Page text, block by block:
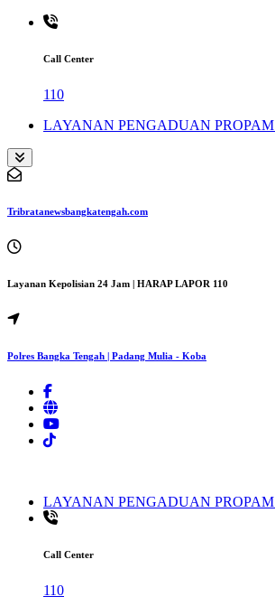
Call Center
110
LAYANAN PENGADUAN PROPAM
Tribratanewsbangkatengah.com
Layanan Kepolisian 24 Jam | HARAP LAPOR 110
Polres Bangka Tengah | Padang Mulia - Koba
LAYANAN PENGADUAN PROPAM
Call Center
110